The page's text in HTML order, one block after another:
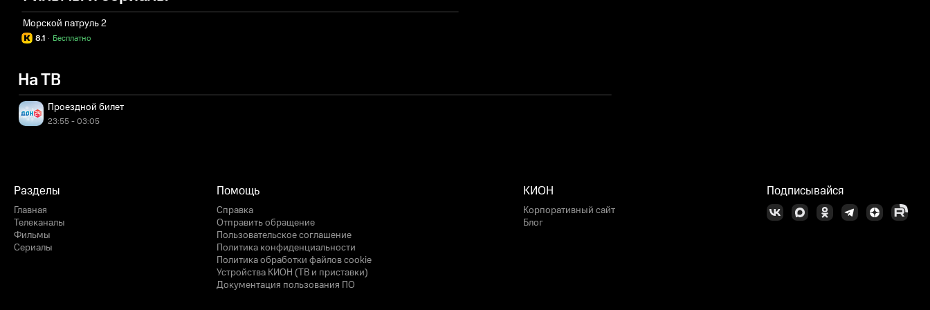
Морской патруль 2
8.1 Бесплатно
·
На ТВ
Проездной билет
23:55 - 03:05
Разделы
Главная
Телеканалы
Фильмы
Сериалы
Помощь
Справка
Отправить обращение
Пользовательское соглашение
Политика конфиденциальности
Политика обработки файлов cookie
Устройства КИОН (ТВ и приставки)
Документация пользования ПО
КИОН
Корпоративный сайт
Блог
Подписывайся